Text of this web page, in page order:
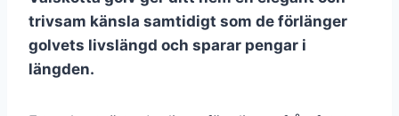
trivsam känsla samtidigt som de förlänger
golvets livslängd och sparar pengar i
längden.